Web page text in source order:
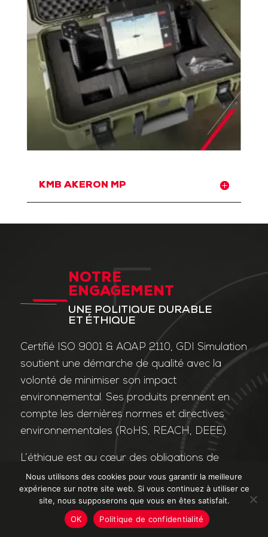
KMB AKERON MP
NOTRE
ENGAGEMENT
UNE POLITIQUE DURABLE
ET ÉTHIQUE
Certifié ISO 9001 & AQAP 2110, GDI Simulation
soutient une démarche de qualité avec la
volonté de minimiser son impact
environnemental. Ses produits prennent en
compte les dernières normes et directives
environnementales (RoHS, REACH, DEEE).
L’éthique est au cœur des obligations de
l’entreprise et de ses valeurs. Nos affaires
sont conduites dans le strict respect des
différentes lois applicables dans le domaine
de la lutte contre la corruption et le trafic
Nous utilisons des cookies pour vous garantir la meilleure
expérience sur notre site web. Si vous continuez à utiliser ce
site, nous supposerons que vous en êtes satisfait.
OK
Politique de confidentialité